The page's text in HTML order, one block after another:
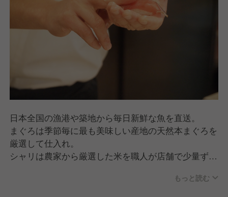
日本全国の漁港や築地から毎日新鮮な魚を直送。
まぐろは季節毎に最も美味しい産地の天然本まぐろを
厳選して仕入れ。
シャリは農家から厳選した米を職人が店舗で少量ずつ
本生わさび・国産海苔など厳選食材を使用。もっと読む